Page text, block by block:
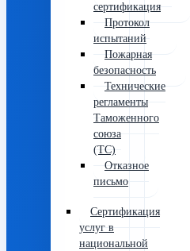
сертификация
Протокол
испытаний
Пожарная
безопасность
Технические
регламенты
Таможенного
союза
(ТС)
Отказное
письмо
Сертификация
услуг в
национальной